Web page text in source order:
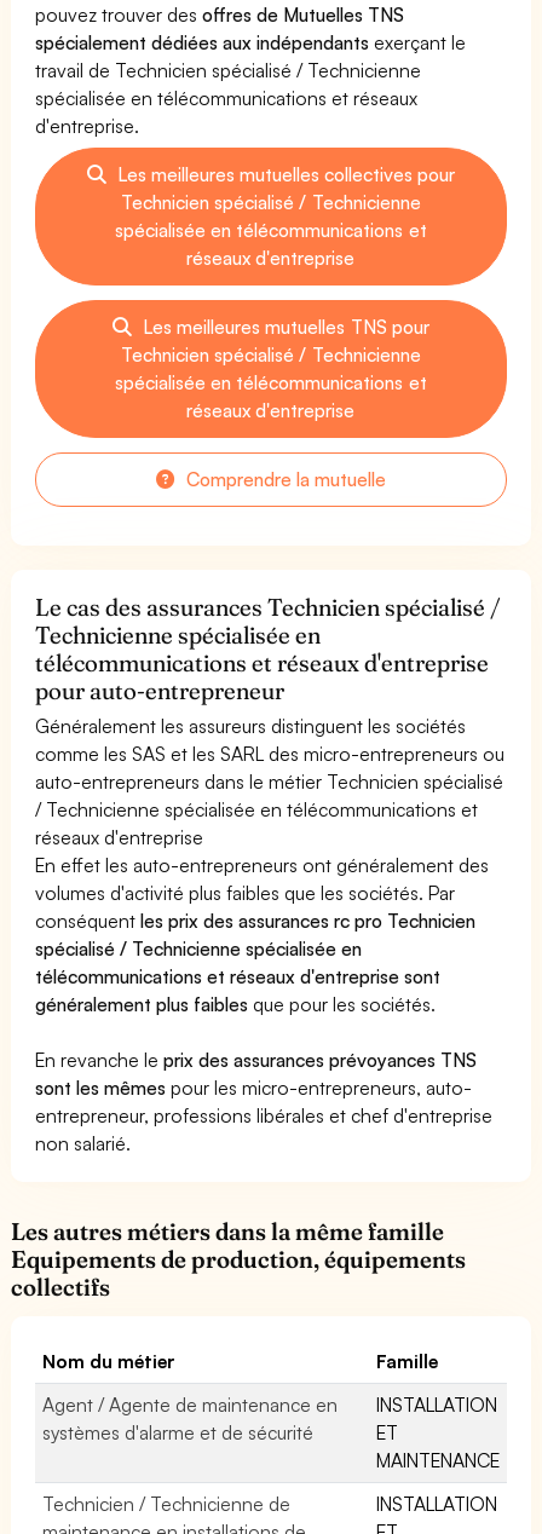
pouvez trouver desoffres de Mutuelles TNS
spécialement dédiées aux indépendants exerçant le
travail de Technicien spécialisé / Technicienne
spécialisée en télécommunications et réseaux
d'entreprise.
Les meilleures mutuelles collectives pour
Technicien spécialisé / Technicienne
spécialisée en télécommunications et
réseaux d'entreprise
Les meilleures mutuelles TNS pour
Technicien spécialisé / Technicienne
spécialisée en télécommunications et
réseaux d'entreprise
Comprendre la mutuelle
Le cas des assurances Technicien spécialisé /
Technicienne spécialisée en
télécommunications et réseaux d'entreprise
pour auto-entrepreneur
Généralement les assureurs distinguent les sociétés
comme les SAS et les SARL des micro-entrepreneurs ou
auto-entrepreneurs dans le métier Technicien spécialisé
/ Technicienne spécialisée en télécommunications et
réseaux d'entreprise
En effet les auto-entrepreneurs ont généralement des
volumes d'activité plus faibles que les sociétés. Par
conséquentles prix des assurances rc pro Technicien
spécialisé / Technicienne spécialisée en
télécommunications et réseaux d'entreprise sont
généralement plus faibles que pour les sociétés.
En revanche leprix des assurances prévoyances TNS
sont les mêmes pour les micro-entrepreneurs, auto-
entrepreneur, professions libérales et chef d'entreprise
non salarié.
Les autres métiers dans la même famille
Equipements de production, équipements
collectifs
Nom du métier
Famille
Agent / Agente de maintenance en
systèmes d'alarme et de sécurité
INSTALLATION
ET
MAINTENANCE
Technicien / Technicienne de
INSTALLATION